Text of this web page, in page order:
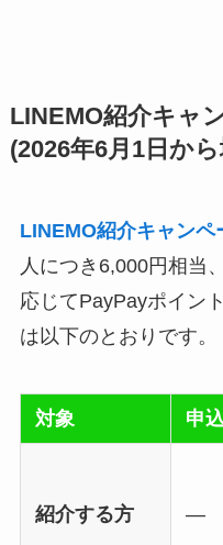
LINEMO紹介キャ
(2026年6月1日か
LINEMO紹介キャンペ
人につき6,000円相当
応じてPayPayポイン
は以下のとおりです。
対象 申
紹介する方 ―